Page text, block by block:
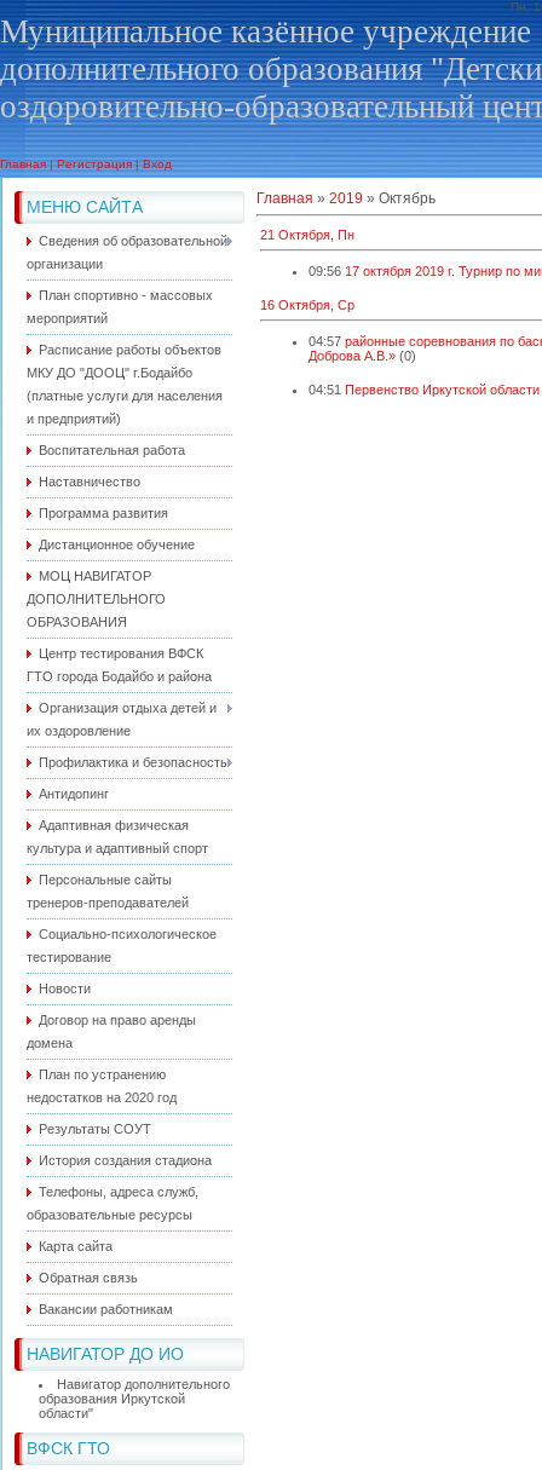
Пн,
Муниципальное казённое учреждение
дополнительного образования
оздоровительно-образовательный
Главная|Регистрация|Вход
МЕНЮ САЙТА
Сведения об образовательной
организации
План спортивно - массовых
мероприятий
Расписание работы объектов
МКУ ДО "ДООЦ" г.Бодайбо
(платные услуги для населения
и предприятий)
Воспитательная работа
Наставничество
Программа развития
Дистанционное обучение
МОЦ НАВИГАТОР
ДОПОЛНИТЕЛЬНОГО
ОБРАЗОВАНИЯ
Центр тестирования ВФСК
ГТО города Бодайбо и района
Организация отдыха детей и
их оздоровление
Профилактика и безопасность
Антидопинг
Адаптивная физическая
культура и адаптивный спорт
Персональные сайты
тренеров-преподавателей
Социально-психологическое
тестирование
Новости
Договор на право аренды
домена
План по устранению
недостатков на 2020 год
Результаты СОУТ
История создания стадиона
Телефоны, адреса служб,
образовательные ресурсы
Карта сайта
Обратная связь
Вакансии работникам
НАВИГАТОР ДО ИО
Навигатор дополнительного
образования Иркутской
области"
ВФСК ГТО
Главная » 2019 » Октябрь
21 Октября, Пн
09:56 17 октября 2019 г. Турнир по
16 Октября, Ср
04:57 районные соревнования по
Доброва А.В.» (0)
04:51 Первенство Иркутской области